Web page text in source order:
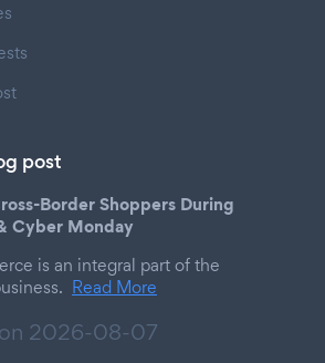
post
Border Shoppers During
Cyber Monday
is an integral part of the
Read More
2026-08-07